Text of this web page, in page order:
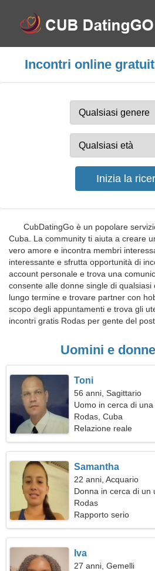
Incontri online
CubDatingGo è un popolare
Cuba. La community ti aiuta a creare
vero amore e incontra membri
interessante e sfrutta opportunità di
account personale e trova una
consente alle donne single di
lungo termine e trovare partner con
scopo degli appuntamenti e trova gli
incontri gratis Rodas per gente del
Uomini e
Toni
56 anni, Sagittario
Uomo in cerca di
Rodas, Cuba
Relazione reale
Samantha
22 anni, Acquario
Donna in cerca di un
Rodas
Rapporto serio
Iva
27 anni, Gemelli